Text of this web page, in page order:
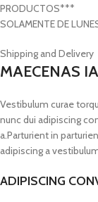
PRODUCTOS***
SOLAMENTE DE
Shipping and Delivery
MAECENAS
Vestibulum curae
nunc dui adipiscing
a.Parturient in
adipiscing a
ADIPISCING